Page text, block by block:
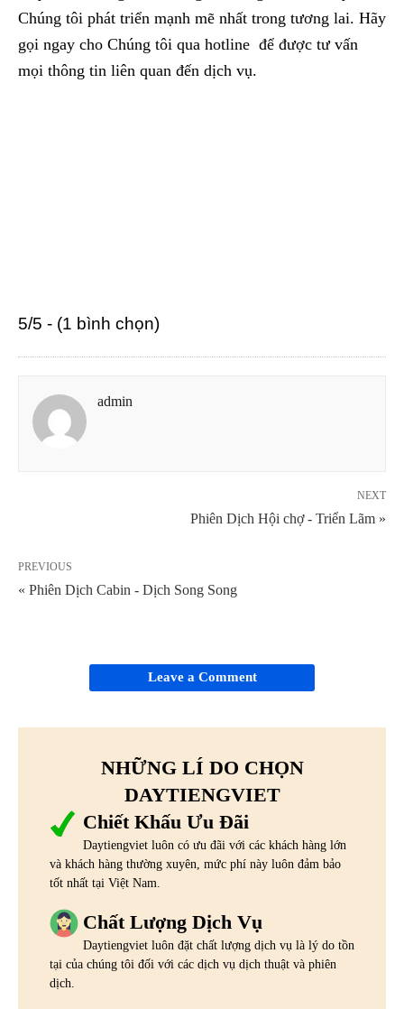
Chúng tôi phát triển mạnh mẽ nhất trong tương lai. Hãy
gọi ngay cho Chúng tôi qua hotline để được tư vấn
mọi thông tin liên quan đến dịch vụ.
5/5 - (1 bình chọn)
admin
NEXT
Phiên Dịch Hội chợ - Triển Lãm »
PREVIOUS
« Phiên Dịch Cabin - Dịch Song Song
Leave a Comment
NHỮNG LÍ DO CHỌN
DAYTIENGVIET
Chiết Khấu Ưu Đãi
Daytiengviet luôn có ưu đãi với các khách hàng lớn
và khách hàng thường xuyên, mức phí này luôn đảm bảo
tốt nhất tại Việt Nam.
Chất Lượng Dịch Vụ
Daytiengviet luôn đặt chất lượng dịch vụ là lý do tồn
tại của chúng tôi đối với các dịch vụ dịch thuật và phiên
dịch.